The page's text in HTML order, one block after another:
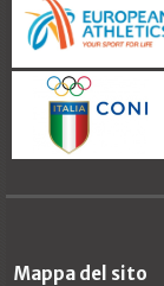
Mappa del sito